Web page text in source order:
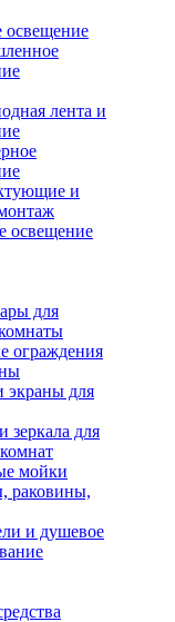
освещение
лента и
и
освещение
для
ограждения
для
зеркала для
мойки
раковины,
и душевое